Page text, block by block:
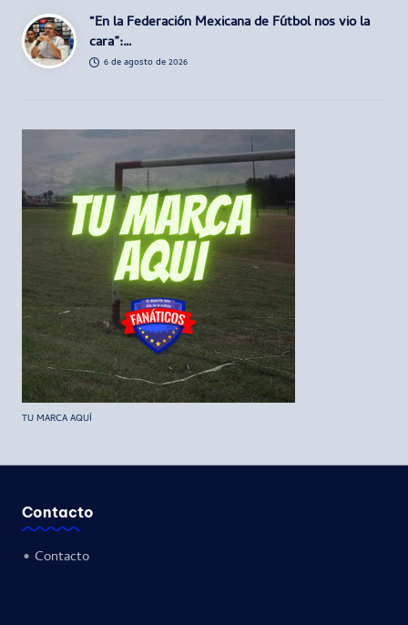
“En la Federación Mexicana de Fútbol nos vio la
cara”:…
6 de agosto de 2026
TU MARCA AQUÍ
Contacto
• Contacto